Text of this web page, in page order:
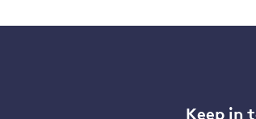
Keep in